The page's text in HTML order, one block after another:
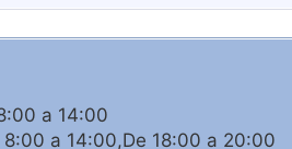
a 14:00
8:00 a 14:00,De 18:00 a 20:00